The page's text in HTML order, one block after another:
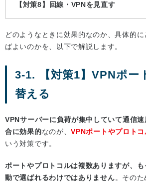
【対策8】回線・VPNを見直す
どのようなときに効果的なのか、具体的に
ばよいのかを、以下で解説します。
3-1. 【対策1】VPNポー
替える
VPNサーバーに負荷が集中していて通信
合に効果的なのが、VPNポートやプロト
いう対策です。
ポートやプロトコルは複数ありますが、
動で選ばれるわけではありません。その